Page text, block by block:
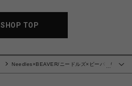
SHOP TOP
Needles×BEAVER/ニードルズ×ビーバー/